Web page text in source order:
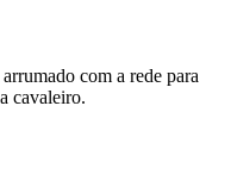
com a rede para
cavaleiro.